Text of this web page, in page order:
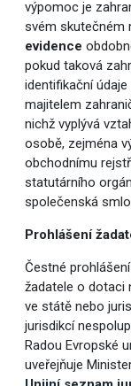
výpomoc je
svém skutečném
evidence
pokud taková
identifikační
majitelem
nichž vyplývá
osobě, zejména
obchodnímu
statutárního
společenská
Prohlášení
Čestné
žadatele o dotaci
ve státě nebo
jurisdikcí
Radou Evropské
uveřejňuje